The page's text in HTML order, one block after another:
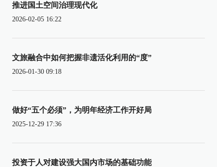
推进国土空间治理现代化
2026-02-05 16:22
文旅融合中如何把握非遗活化利用的“度”
2026-01-30 09:18
做好“五个必须”，为明年经济工作开好局
2025-12-29 17:36
投资于人对建设强大国内市场的基础功能